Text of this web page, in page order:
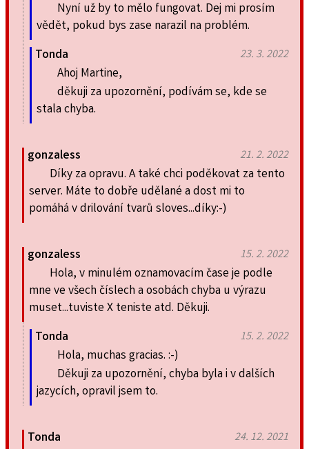
Nyní už by to mělo fungovat. Dej mi prosím
vědět, pokud bys zase narazil na problém.
Tonda
23. 3. 2022
Ahoj Martine,
děkuji za upozornění, podívám se, kde se
stala chyba.
gonzaless 21. 2. 2022
Díky za opravu. A také chci poděkovat za tento
server. Máte to dobře udělané a dost mi to
pomáhá v drilování tvarů sloves...díky:-)
gonzaless 15. 2. 2022
Hola, v minulém oznamovacím čase je podle
mne ve všech číslech a osobách chyba u výrazu
muset...tuviste X teniste atd. Děkuji.
Tonda
15. 2. 2022
Hola, muchas gracias. :-)
Děkuji za upozornění, chyba byla i v dalších
jazycích, opravil jsem to.
Tonda 24. 12. 2021